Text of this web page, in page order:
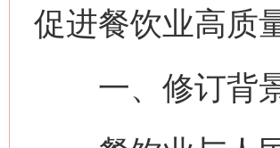
促进餐饮业高质
一、修订背